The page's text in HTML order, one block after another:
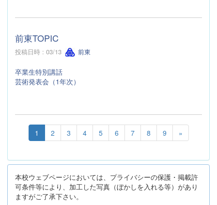
前東TOPIC
投稿日時 : 03/13 前東
卒業生特別講話
芸術発表会（1年次）
1 2 3 4 5 6 7 8 9 »
本校ウェブページにおいては、プライバシーの保護・掲載許
可条件等により、加工した写真（ぼかしを入れる等）があり
ますがご了承下さい。